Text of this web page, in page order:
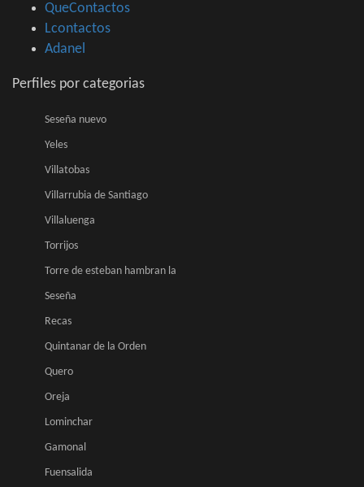
QueContactos
Lcontactos
Adanel
Perfiles por categorias
Seseña nuevo
Yeles
Villatobas
Villarrubia de Santiago
Villaluenga
Torrijos
Torre de esteban hambran la
Seseña
Recas
Quintanar de la Orden
Quero
Oreja
Lominchar
Gamonal
Fuensalida